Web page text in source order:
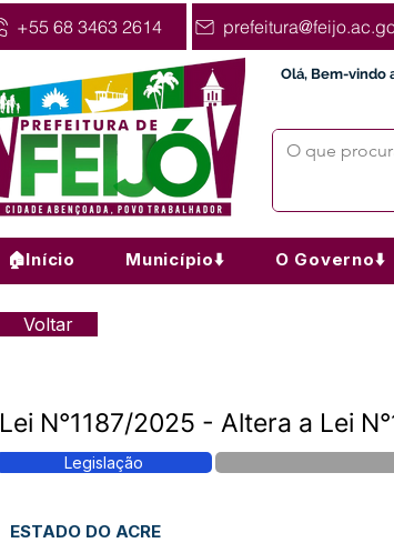
+55 68 3463 2614
Olá, Bem-vindo
🏠Início Município⬇️ O Governo⬇️
Voltar
Lei N°1187/2025 - Altera a Lei
Legislação
ESTADO DO ACRE